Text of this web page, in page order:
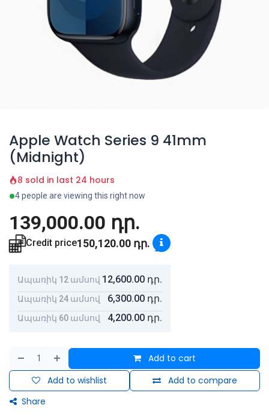
Apple Watch Series 9 41mm
(Midnight)
8 sold in last 24 hours
4 people are viewing this right now
139,000.00 դր.
Credit price150,120.00 դր.
Ապառիկ 12 ամսով 12,600.00 դր.
Ապառիկ 24 ամսով 6,300.00 դր.
Ապառիկ 60 ամսով 4,200.00 դր.
Add to cart
Add to compare
Add to wishlist
Share